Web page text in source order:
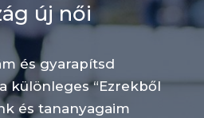
új női
és gyarapítsd
különleges “Ezrekből
és tananyagaim